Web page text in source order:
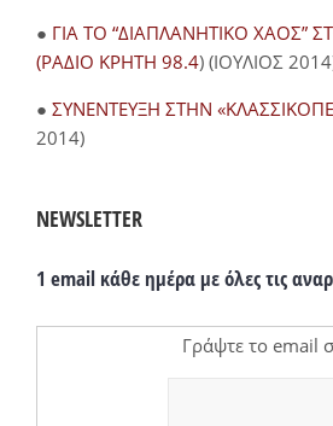
● ΓΙΑ ΤΟ “ΔΙΑΠΛΑΝΗΤΙΚΟ ΧΑΟΣ”
(ΡΑΔΙΟ ΚΡΗΤΗ 98.4) (ΙΟΥΛΙΟΣ
● ΣΥΝΕΝΤΕΥΞΗ ΣΤΗΝ
2014)
NEWSLETTER
1 email κάθε ημέρα με όλες τις
Γράψτε το email